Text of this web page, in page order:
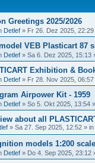
Greetings 2025/2026
Detlef » Fr 26. Dez 2025, 22:29
model VEB Plasticart 87
Detlef » Sa 6. Dez 2025, 15:13
Exhibition &
Detlef » Fr 28. Nov 2025, 06:57
Airpower Kit - 1959
Detlef » So 5. Okt 2025, 13:54
about all
» Sa 27. Sep 2025, 12:52 » in
models 1:200
Detlef » Do 4. Sep 2025, 23:12